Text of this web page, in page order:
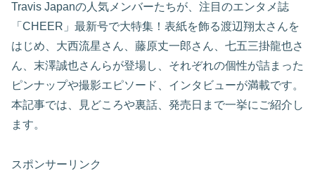
Travis Japanの人気メンバーたちが、注目のエンタメ誌
「CHEER」最新号で大特集！表紙を飾る渡辺翔太さんを
はじめ、大西流星さん、藤原丈一郎さん、七五三掛龍也さ
ん、末澤誠也さんらが登場し、それぞれの個性が詰まった
ピンナップや撮影エピソード、インタビューが満載です。
本記事では、見どころや裏話、発売日まで一挙にご紹介し
ます。
スポンサーリンク